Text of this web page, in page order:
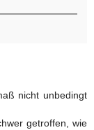
nicht unbedingt
getroffen, wie